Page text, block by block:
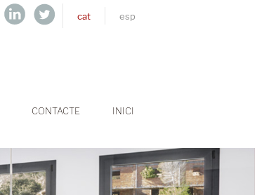
cat esp
CONTACTE INICI